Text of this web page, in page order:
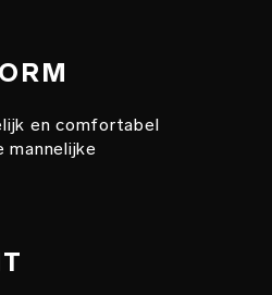
en comfortabel